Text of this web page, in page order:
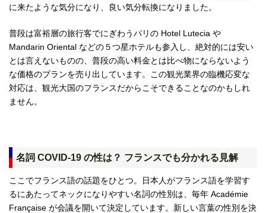
に来たような気分になり、良い気分転換になりました。
普段は富裕層の旅行客でにぎわうパリの Hotel Lutecia や
Mandarin Oriental などの５つ星ホテルも参入し、絶対的には安い
とは言えないものの、普段の高い料金とは比べ物にならないよう
な価格のプランを売り出しています。この観光業界の臨機応変な
対応は、観光大国のフランスだからこそできることなのかもしれ
ません。
名詞 COVID-19 の性は？ フランスでも分かれる見解
ここでフランス語の話題をひとつ。日本人がフランス語を学習す
るにあたってネックになりやすい名詞の性別は、毎年 Académie
Française が会議を開いて決定しています。新しい言葉の性別を決